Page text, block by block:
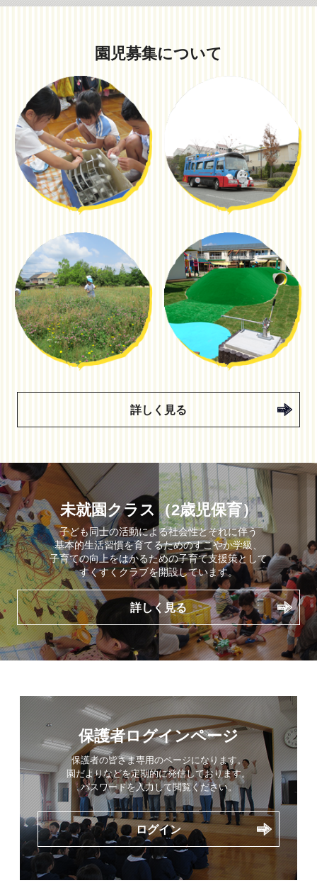
園児募集について
詳しく見る
未就園クラス（2歳児保育）
⼦ども同⼠の活動による社会性とそれに伴う
基本的⽣活習慣を育てるためのすこやか学級、
⼦育ての向上をはかるための⼦育て⽀援策として
すくすくクラブを開設しています。
詳しく見る
保護者ログインページ
保護者の皆さま専用のページになります。
園だよりなどを定期的に発信しております。
パスワードを入力して閲覧ください。
ログイン